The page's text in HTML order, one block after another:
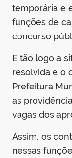
temporária e
funções de
concurso
E tão logo a
resolvida e o
Prefeitura
as
vagas dos
Assim, os
nessas